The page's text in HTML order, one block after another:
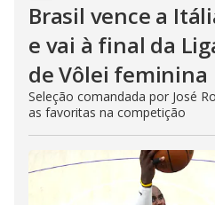
Brasil vence a
e vai à final da
de Vôlei feminina
Seleção comandada por José
as favoritas na competição